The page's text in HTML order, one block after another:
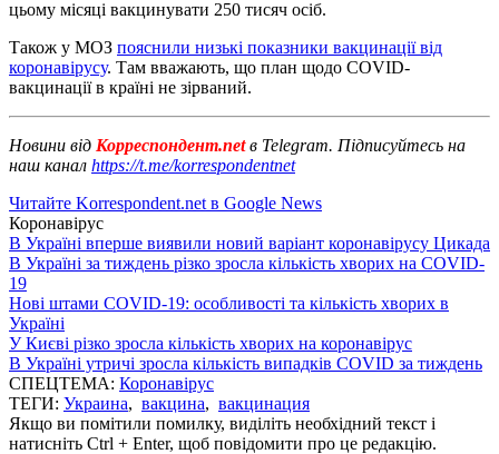
цьому місяці вакцинувати 250 тисяч осіб.
Також у МОЗ пояснили низькі показники вакцинації від
коронавірусу. Там вважають, що план щодо COVID-
вакцинації в країні не зірваний.
Новини від Корреспондент.netв Telegram. Підписуйтесь на
наш канал https://t.me/korrespondentnet
Читайте Korrespondent.net в Google News
Коронавірус
В Україні вперше виявили новий варіант коронавірусу Цикада
В Україні за тиждень різко зросла кількість хворих на COVID-
19
Нові штами COVID-19: особливості та кількість хворих в
Україні
У Києві різко зросла кількість хворих на коронавірус
В Україні утричі зросла кількість випадків COVID за тиждень
СПЕЦТЕМА: Коронавірус
ТЕГИ: Украина, вакцина, вакцинация
Якщо ви помітили помилку, виділіть необхідний текст і
натисніть Ctrl + Enter, щоб повідомити про це редакцію.